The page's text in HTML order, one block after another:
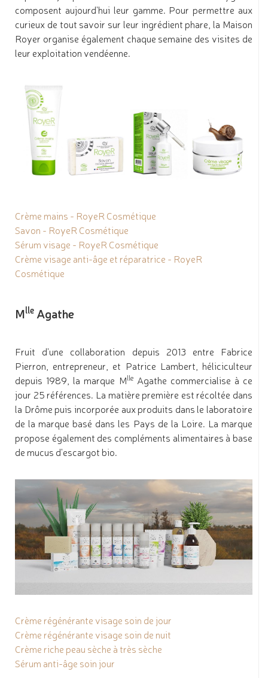
composent aujourd'hui leur gamme. Pour permettre aux
curieux de tout savoir sur leur ingrédient phare, la Maison
Royer organise également chaque semaine des visites de
leur exploitation vendéenne.
Crème mains - RoyeR Cosmétique
Savon - RoyeR Cosmétique
Sérum visage - RoyeR Cosmétique
Crème visage anti-âge et réparatrice - RoyeR
Cosmétique
Mlle Agathe
Fruit d'une collaboration depuis 2013 entre Fabrice
Pierron, entrepreneur, et Patrice Lambert, héliciculteur
depuis 1989, la marque MlleAgathe commercialise à ce
jour 25 références. La matière première est récoltée dans
la Drôme puis incorporée aux produits dans le laboratoire
de la marque basé dans les Pays de la Loire. La marque
propose également des compléments alimentaires à base
de mucus d'escargot bio.
Crème régénérante visage soin de jour
Crème régénérante visage soin de nuit
Crème riche peau sèche à très sèche
Sérum anti-âge soin jour